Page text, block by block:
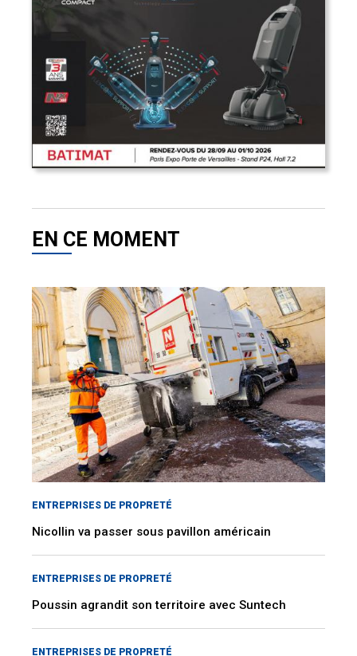
EN CE MOMENT
ENTREPRISES DE PROPRETÉ
Nicollin va passer sous pavillon américain
ENTREPRISES DE PROPRETÉ
Poussin agrandit son territoire avec Suntech
ENTREPRISES DE PROPRETÉ